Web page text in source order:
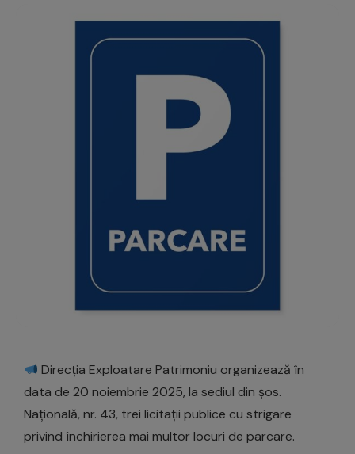
Direcția Exploatare Patrimoniu organizează în
data de 20 noiembrie 2025, la sediul din șos.
Națională, nr. 43, trei licitații publice cu strigare
privind închirierea mai multor locuri de parcare.